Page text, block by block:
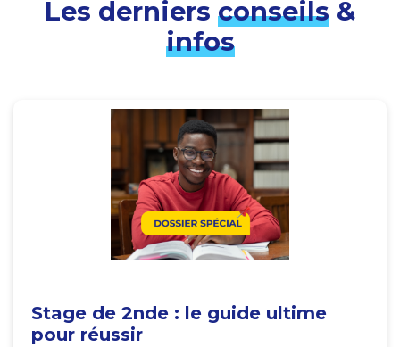
Les derniers conseils&
infos
Stage de 2nde : le guide ultime
pour réussir